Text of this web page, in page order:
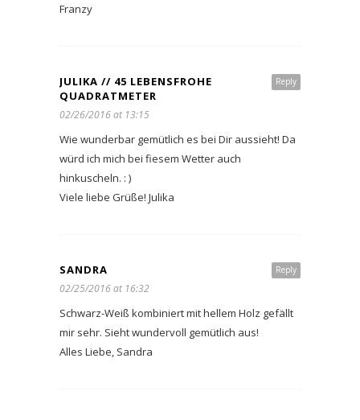
Franzy
Reply
JULIKA // 45 LEBENSFROHE
QUADRATMETER
02/26/2016 at 13:15
Wie wunderbar gemütlich es bei Dir aussieht! Da
würd ich mich bei fiesem Wetter auch
hinkuscheln. : )
Viele liebe Grüße! Julika
Reply
SANDRA
02/25/2016 at 16:32
Schwarz-Weiß kombiniert mit hellem Holz gefällt
mir sehr. Sieht wundervoll gemütlich aus!
Alles Liebe, Sandra